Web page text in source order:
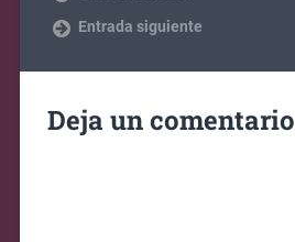
Entrada siguiente
Deja un comentario